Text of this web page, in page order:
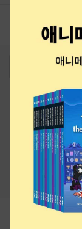
로그인
고객센터
이용
MATOM2